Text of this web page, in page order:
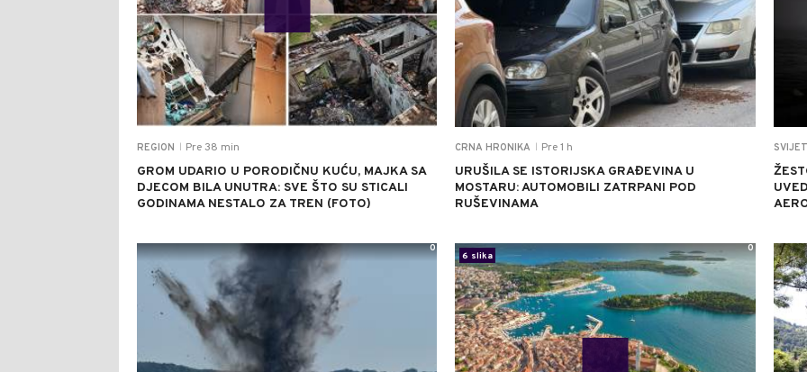
REGION Pre 38 min
GROM UDARIO U PORODIČNU KUĆU, MAJKA SA
DJECOM BILA UNUTRA: SVE ŠTO SU STICALI
GODINAMA NESTALO ZA TREN (FOTO)
CRNA HRONIKA Pre 1 h
URUŠILA SE ISTORIJSKA GRAĐEVINA U
MOSTARU: AUTOMOBILI ZATRPANI POD
RUŠEVINAMA
SVIJET
0
6 slika
0